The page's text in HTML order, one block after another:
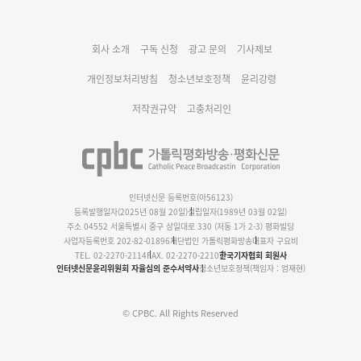
명동 미디어큐브 & 1898 미디어월 공모전 수상작 발표
회사 소개 구독 신청 광고 문의 기사제보
개인정보처리방침 청소년보호정책 윤리강령
저작권규약 고충처리인
인터넷신문 등록번호(아56123)
등록발행일자(2025년 08월 20일)설립일자(1989년 03월 02일)
주소 04552 서울특별시 중구 삼일대로 330 (저동 1가 2-3) 평화빌딩
사업자등록번호 202-82-01896재단법인 가톨릭평화방송대표자 구요비
TEL. 02-2270-2114FAX. 02-2270-2210한국기자협회 회원사
인터넷신문윤리위원회 자율심의 준수서약사청소년보호정책(책임자 : 엄재현)
© CPBC. All Rights Reserved